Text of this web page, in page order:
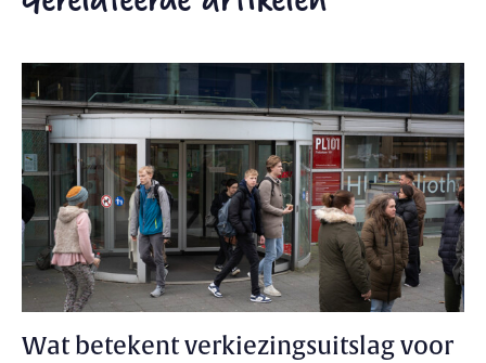
Wat betekent verkiezingsuitslag voor